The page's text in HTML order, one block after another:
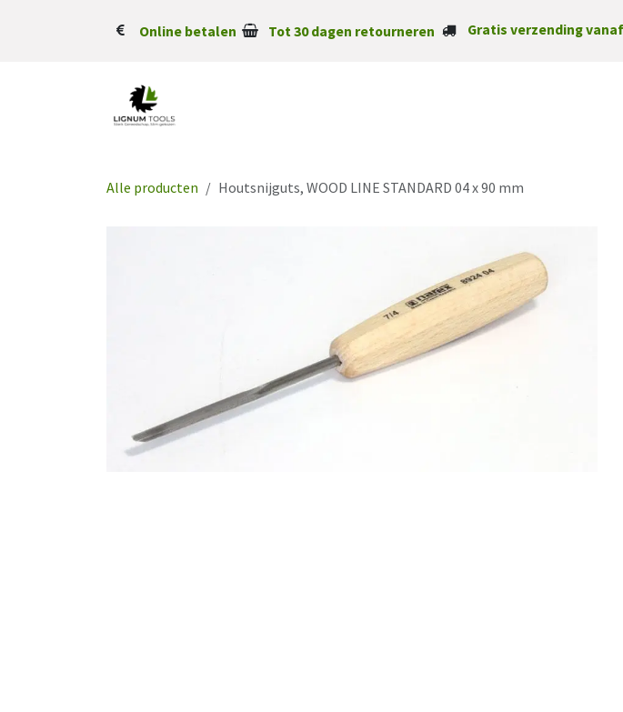
Online betalen Tot 30 dagen retourneren Gratis verzending
Alle producten Houtsnijguts, WOOD LINE STANDARD 04 x 90 mm